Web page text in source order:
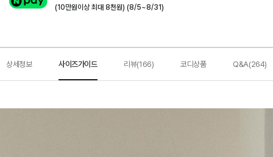
(10만원이상 최대 8천원) (8/5~8/31)
상세정보 사이즈가이드 리뷰(166) 코디상품 Q&A(264)